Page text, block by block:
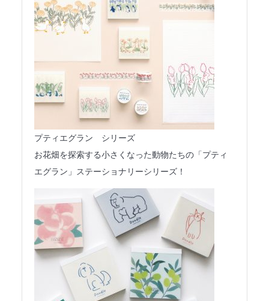
プティエグラン シリーズ
お花畑を探索する小さくなった動物たちの「プティ
エグラン」ステーショナリーシリーズ！